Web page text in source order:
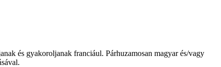
és gyakoroljanak franciául. Párhuzamosan magyar és/vagy